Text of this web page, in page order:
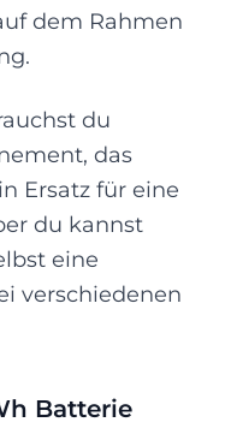
dem Rahmen
du
das
Ersatz für eine
du kannst
eine
verschiedenen
Batterie